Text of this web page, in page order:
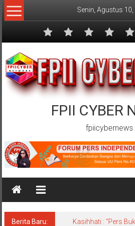
Lompat
ke
Senin, Agustus 10,
FPII CYBER
fpiicybernews
Berita Baru:
Kasihhati : “Pers